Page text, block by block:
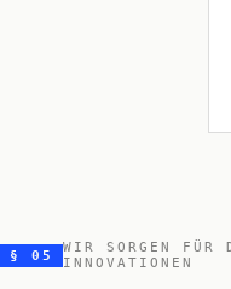
§ 05
WIR SORGEN FÜR
INNOVATIONEN